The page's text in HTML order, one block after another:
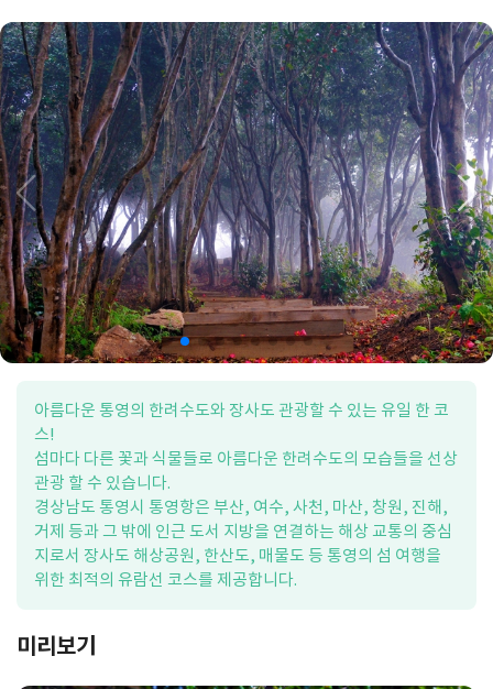
아름다운 통영의 한려수도와 장사도 관광할 수 있는 유일 한 코
스!
섬마다 다른 꽃과 식물들로 아름다운 한려수도의 모습들을 선상
관광 할 수 있습니다.
경상남도 통영시 통영항은 부산, 여수, 사천, 마산, 창원, 진해,
거제 등과 그 밖에 인근 도서 지방을 연결하는 해상 교통의 중심
지로서 장사도 해상공원, 한산도, 매물도 등 통영의 섬 여행을
위한 최적의 유람선 코스를 제공합니다.
미리보기